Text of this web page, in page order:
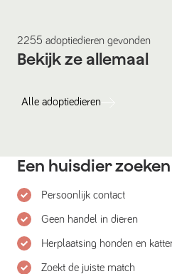
2255 adoptiedieren gevonden
Bekijk ze allemaal
Alle adoptiedieren
Een huisdier
Persoonlijk contact
Geen handel in dieren
Herplaatsing honden en
Zoekt de juiste match